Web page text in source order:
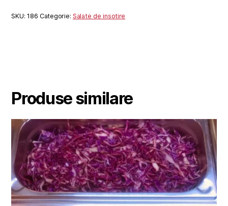
SKU:186 Categorie:Salate de insotire
Produse similare